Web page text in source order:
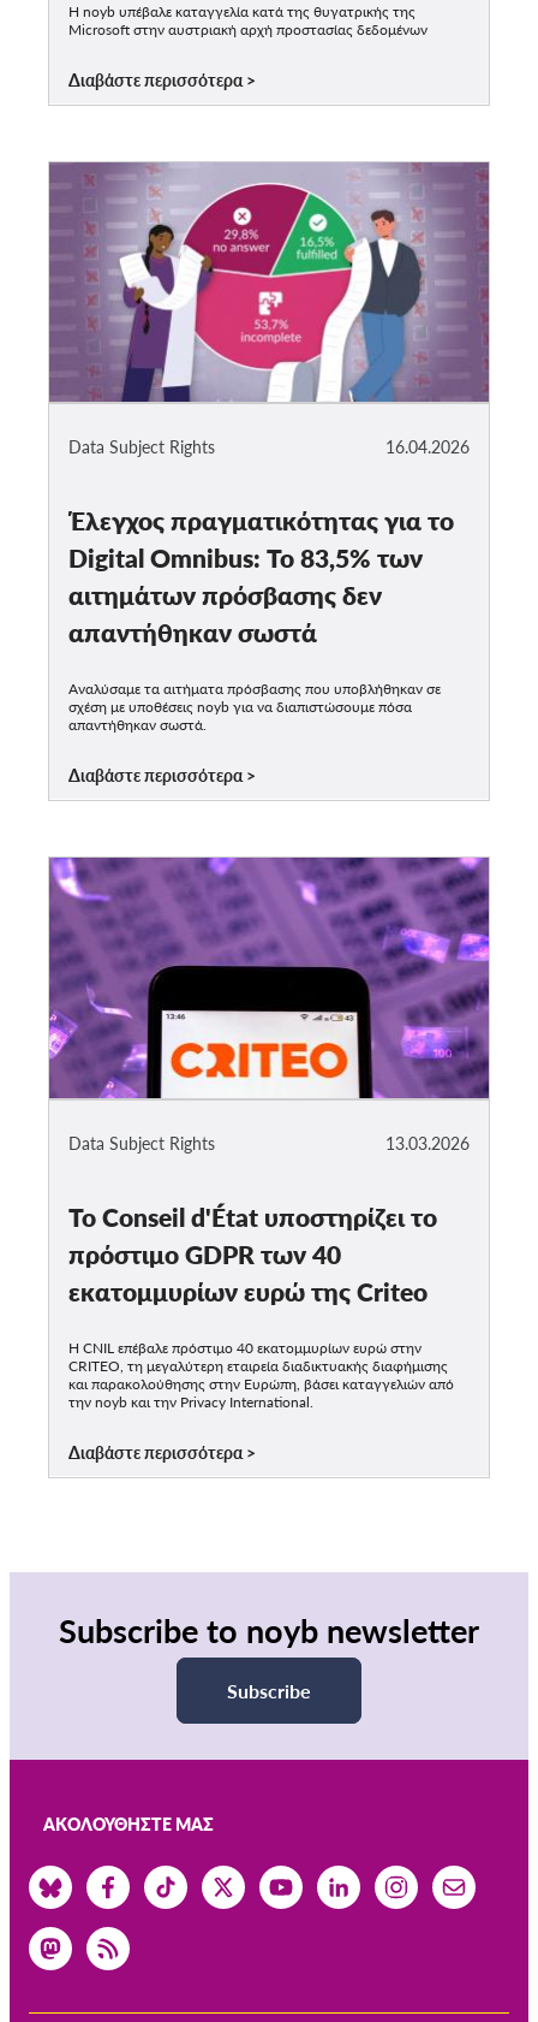
Η noyb υπέβαλε καταγγελία κατά της θυγατρικής της
Microsoft στην αυστριακή αρχή προστασίας δεδομένων
Διαβάστε περισσότερα
16.04.2026
Data Subject Rights
Έλεγχος πραγματικότητας για το
Digital Omnibus: Το 83,5% των
αιτημάτων πρόσβασης δεν
απαντήθηκαν σωστά
Αναλύσαμε τα αιτήματα πρόσβασης που υποβλήθηκαν σε
σχέση με υποθέσεις noyb για να διαπιστώσουμε πόσα
απαντήθηκαν σωστά.
Διαβάστε περισσότερα
13.03.2026
Data Subject Rights
Το Conseil d'État υποστηρίζει το
πρόστιμο GDPR των 40
εκατομμυρίων ευρώ της Criteo
Η CNIL επέβαλε πρόστιμο 40 εκατομμυρίων ευρώ στην
CRITEO, τη μεγαλύτερη εταιρεία διαδικτυακής διαφήμισης
και παρακολούθησης στην Ευρώπη, βάσει καταγγελιών από
την noyb και την Privacy International.
Διαβάστε περισσότερα
Subscribe to noyb newsletter
Subscribe
ΑΚΟΛΟΥΘΉΣΤΕ ΜΑΣ